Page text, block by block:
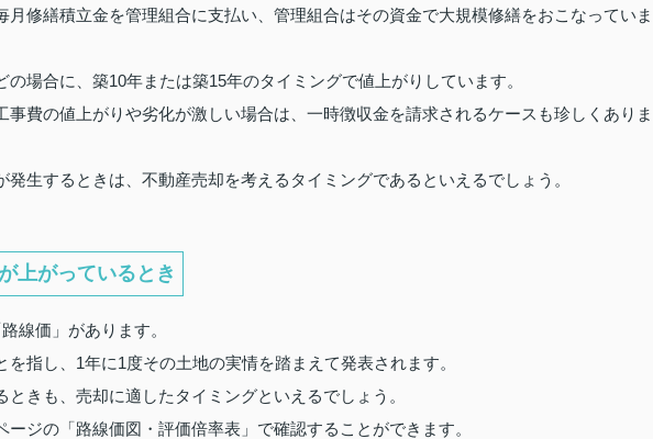
月修繕積立金を管理組合に支払い、管理組合はその資金で大規模修繕をおこなっていま
の場合に、築10年または築15年のタイミングで値上がりしています。
事費の値上がりや劣化が激しい場合は、一時徴収金を請求されるケースも珍しくありま
発生するときは、不動産売却を考えるタイミングであるといえるでしょう。
上がっているとき
線価」があります。
を指し、1年に1度その土地の実情を踏まえて発表されます。
ときも、売却に適したタイミングといえるでしょう。
ージの「路線価図・評価倍率表」で確認することができます。